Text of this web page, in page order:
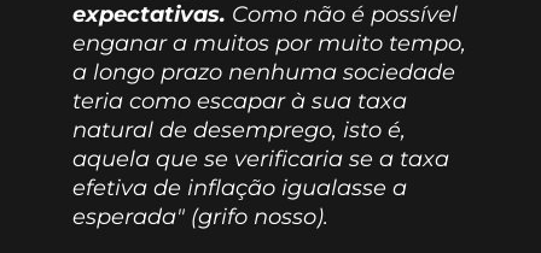
expectativas. Como não é possível
enganar a muitos por muito tempo,
a longo prazo nenhuma sociedade
teria como escapar à sua taxa
natural de desemprego, isto é,
aquela que se verificaria se a taxa
efetiva de inflação igualasse a
esperada" (grifo nosso).